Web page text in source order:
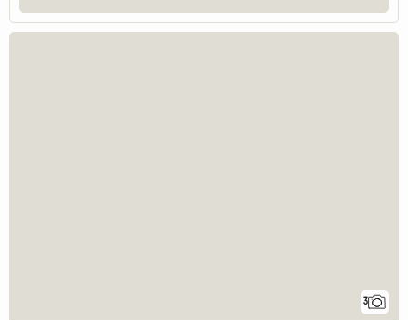
3